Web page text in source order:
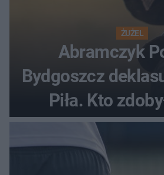
ŻUŻEL
Abramczyk
Bydgoszcz
Piła. Kto